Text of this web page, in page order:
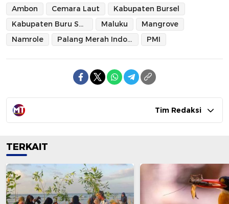
Ambon Cemara Laut
Kabupaten Bursel
Kabupaten Buru Selatan
Maluku
Mangrove
Namrole
Palang Merah Indonesia PMI
Tim Redaksi
TERKAIT